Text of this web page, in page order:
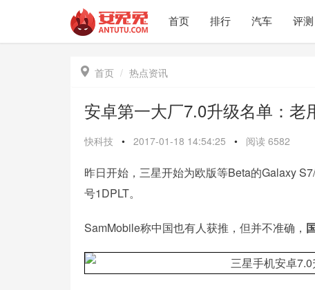
首页 排行 汽车 评测
 首页 热点资讯
安卓第一大厂7.0升级名单：老
快科技 • 2017-01-18 14:54:25 • 阅读 6582
昨日开始，三星开始为欧版等Beta的Galaxy
号1DPLT。
SamMobile称中国也有人获推，但并不准确，